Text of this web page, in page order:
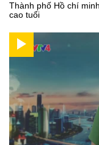
Thành phố Hồ chí
cao tuổi